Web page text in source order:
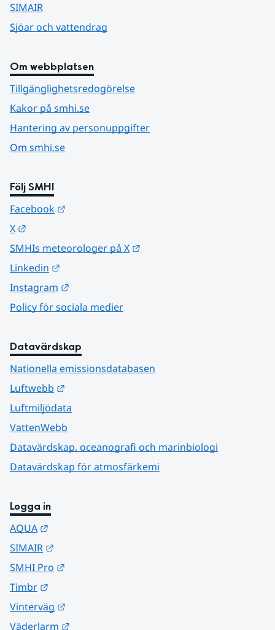
SIMAIR
Sjöar och vattendrag
Om webbplatsen
Tillgänglighetsredogörelse
Kakor på smhi.se
Hantering av personuppgifter
Om smhi.se
Följ SMHI
Facebook
X
SMHIs meteorologer på X
Linkedin
Instagram
Policy för sociala medier
Datavärdskap
Nationella emissionsdatabasen
Luftwebb
Luftmiljödata
VattenWebb
Datavärdskap, oceanografi och marinbiologi
Datavärdskap för atmosfärkemi
Logga in
AQUA
SIMAIR
SMHI Pro
Timbr
Vinterväg
Väderlarm